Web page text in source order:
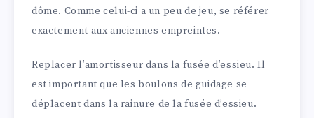
dôme. Comme celui-ci a un peu de jeu, se référer
exactement aux anciennes empreintes.
Replacer l’amortisseur dans la fusée d’essieu. Il
est important que les boulons de guidage se
déplacent dans la rainure de la fusée d’essieu.